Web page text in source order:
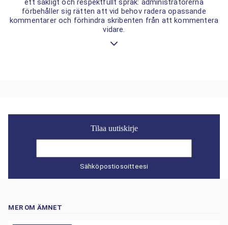
ett sakligt och respektfullt språk: administratörerna
förbehåller sig rätten att vid behov radera opassande
kommentarer och förhindra skribenten från att kommentera
vidare.
Tilaa uutiskirje
Sähköpostiosoitteesi
MER OM ÄMNET